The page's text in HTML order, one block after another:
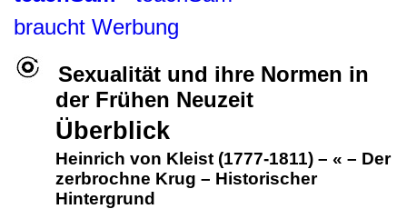
braucht Werbung
Sexualität und ihre Normen in
der Frühen Neuzeit
Überblick
Heinrich von Kleist (1777-1811) – « – Der
zerbrochne Krug – Historischer
Hintergrund